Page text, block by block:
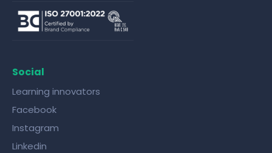
Social
Learning innovators
Facebook
Instagram
Linkedin